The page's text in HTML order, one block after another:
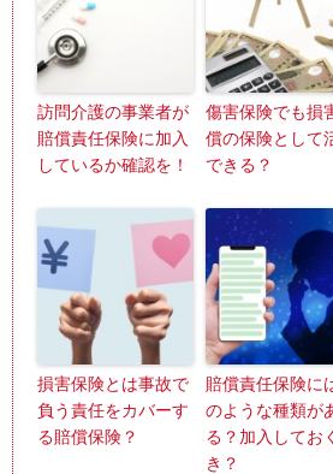
訪問介護の事業者が
賠償責任保険に加入
しているか確認を！
傷害保険でも損
償の保険として
できる？
損害保険とは事故で
負う責任をカバーす
る賠償保険？
賠償責任保険に
のような種類が
る？加入してお
き？